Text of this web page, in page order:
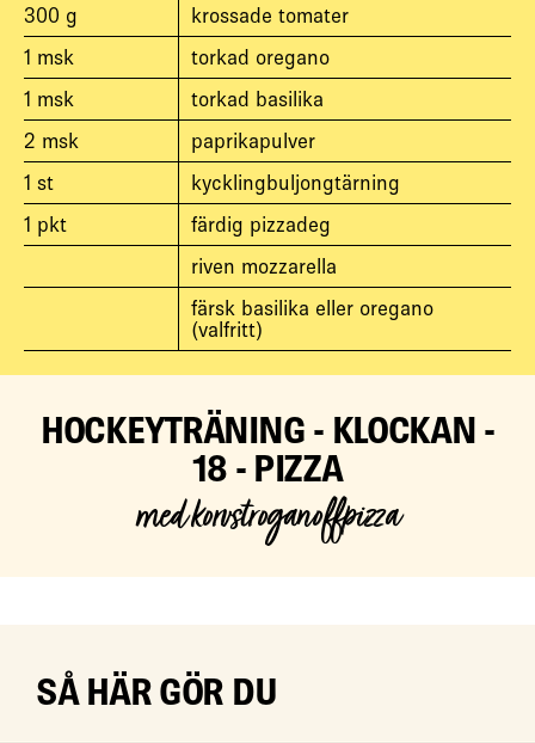
300 g
krossade tomater
1 msk
torkad oregano
1 msk
torkad basilika
2 msk
paprikapulver
1 st
kycklingbuljongtärning
1 pkt
färdig pizzadeg
riven mozzarella
färsk basilika eller oregano
(valfritt)
HOCKEYTRÄNING - KLOCKAN -
18 - PIZZA
med korvstroganoffpizza
SÅ HÄR GÖR DU